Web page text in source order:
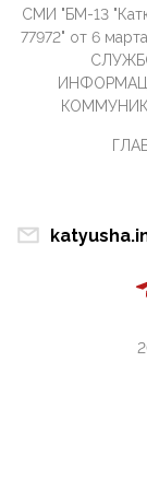
09:40, 10 Апреля
Честно
российские
Маска (отца
Те, кто
Благодаря
захватил
В
заботливо
СМИ "БМ-13
77972" от 6